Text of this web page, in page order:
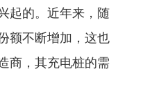
起的。近年来，随
额不断增加，这也
商，其充电桩的需